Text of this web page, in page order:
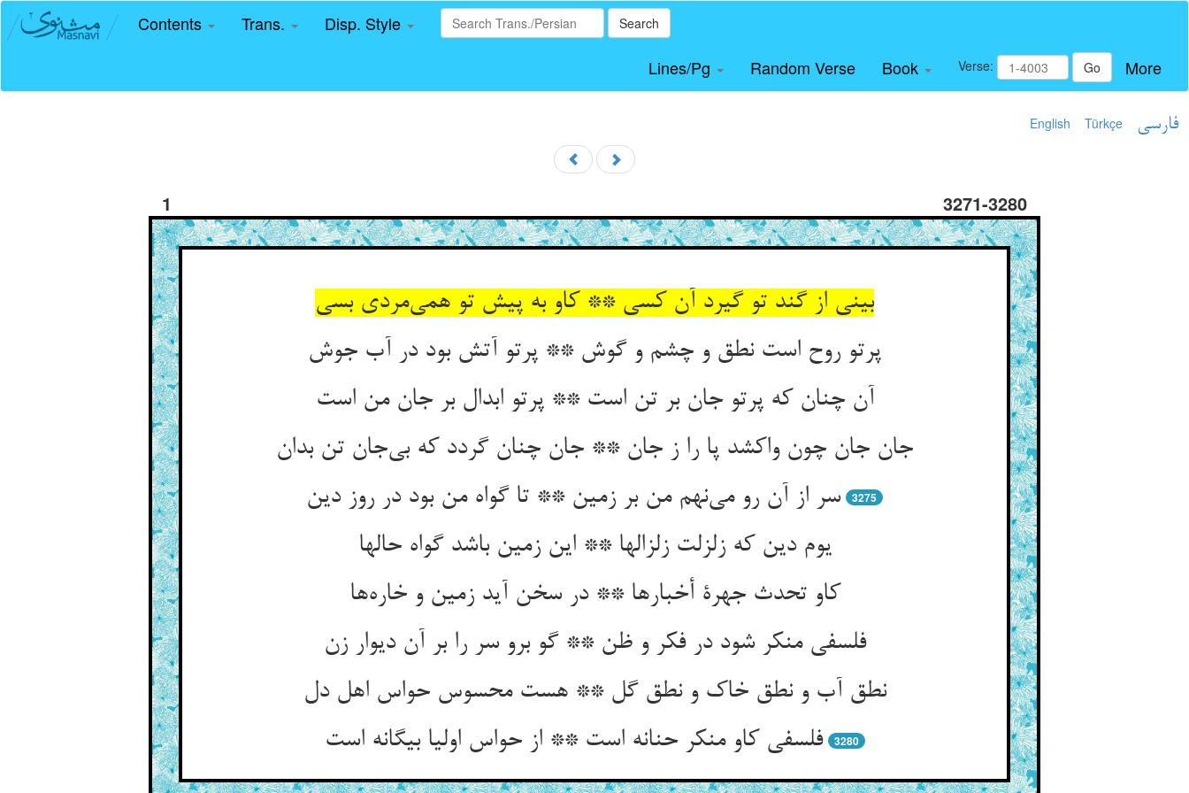
Contents Trans. Disp. Style Search
Lines/Pg Random Verse Book Verse: Go More
English Türkçe فارسی
1 3271-3280
3275
یوم دین که زلزلت زلزالها ** این زمین باشد گواه حالها
کاو تحدث جهرة أخبارها ** در سخن آید زمین و خاره‌‌ها
فلسفی منکر شود در فکر و ظن ** گو برو سر را بر آن دیوار زن‌‌
نطق آب و نطق خاک و نطق گل ** هست محسوس حواس اهل دل‌‌
فلسفی کاو منکر حنانه است ** از حواس اولیا بیگانه است‌‌
3280